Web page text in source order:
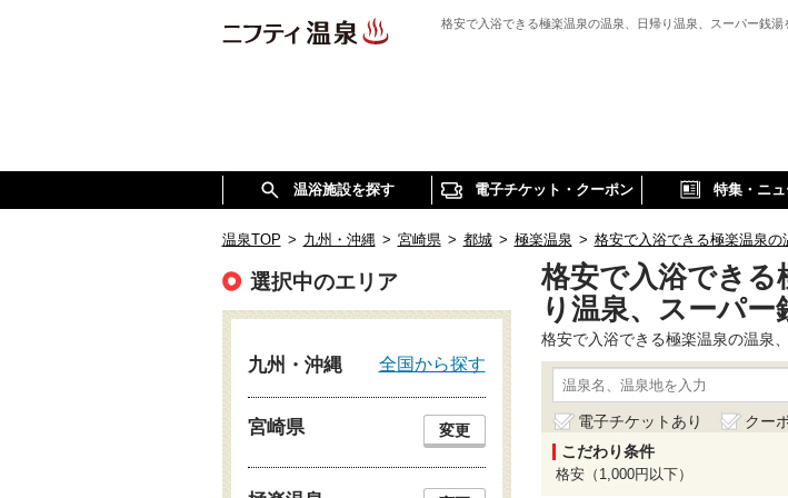
格安で入浴できる極楽温泉の温泉、日帰り温泉、スーパー銭湯
温浴施設を探す 電子チケット・クーポン 特集・ニュ
温泉TOP > 九州・沖縄 > 宮崎県 > 都城 > 極楽温泉 > 格安で入浴できる極楽温泉
格安で入浴できる
り温泉、スーパ
格安で入浴できる極楽温泉の温泉
電子チケットあり クー
こだわり条件
格安（1,000円以下）
選択中のエリア
九州・沖縄 全国から探す
宮崎県 変更